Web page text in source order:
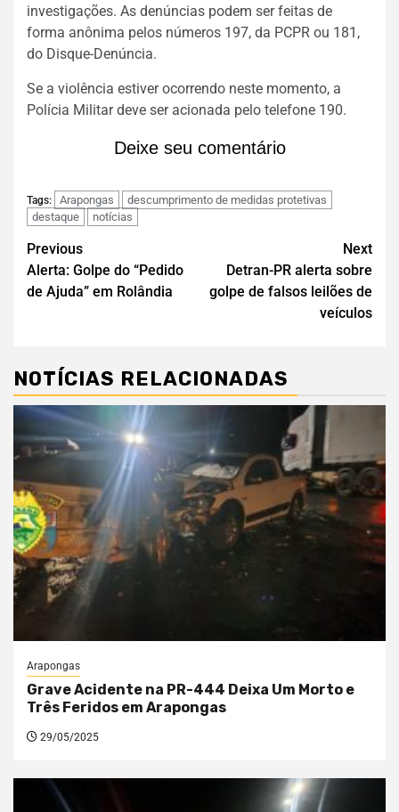
investigações. As denúncias podem ser feitas de
forma anônima pelos números 197, da PCPR ou 181,
do Disque-Denúncia.
Se a violência estiver ocorrendo neste momento, a
Polícia Militar deve ser acionada pelo telefone 190.
Deixe seu comentário
Tags: Arapongas
descumprimento de medidas protetivas
destaque
notícias
Previous
Alerta: Golpe do “Pedido
de Ajuda” em Rolândia
Next
Detran-PR alerta sobre
golpe de falsos leilões de
veículos
NOTÍCIAS RELACIONADAS
Arapongas
Grave Acidente na PR-444 Deixa Um Morto e
Três Feridos em Arapongas
29/05/2025